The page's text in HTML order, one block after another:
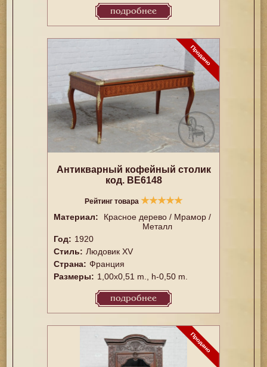
подробнее
Антикварный кофейный столик
код. BE6148
Рейтинг товара ★★★★★
Материал:
Красное дерево / Мрамор /
Металл
Год: 1920
Стиль: Людовик XV
Страна: Франция
Размеры: 1,00x0,51 m., h-0,50 m.
подробнее